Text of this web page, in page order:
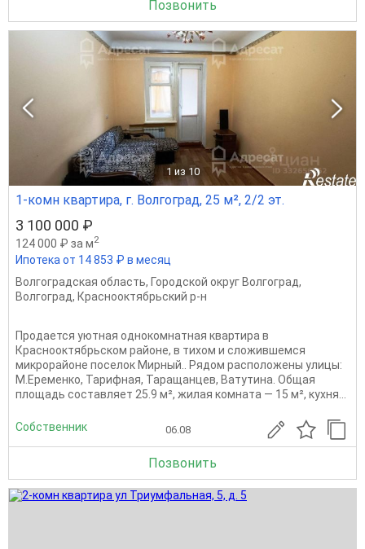
Позвонить
1 из 10
1-комн квартира, г. Волгоград, 25 м², 2/2 эт.
3 100 000 ₽
124 000 ₽ за м2
Ипотека от 14 853 ₽ в месяц
Волгоградская область, Городской округ Волгоград,
Волгоград, Краснооктябрьский р-н
Продается уютная однокомнатная квартира в
Краснооктябрьском районе, в тихом и сложившемся
микрорайоне поселок Мирный.. Рядом расположены улицы:
М.Еременко, Тарифная, Таращанцев, Ватутина. Общая
площадь составляет 25.9 м², жилая комната — 15 м², кухня...
Собственник 06.08
Позвонить